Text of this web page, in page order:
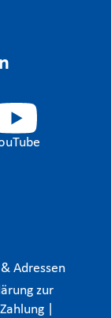
Adressen
zur
Zahlung